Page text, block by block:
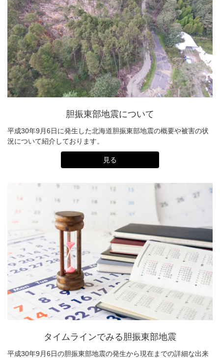
胆振東部地震について
平成30年9月6日に発生した北海道胆振東部地震の概要や被害の状
況について紹介しております。
見る
タイムラインでみる胆振東部地震
平成30年9月6日の胆振東部地震の発生から現在までの詳細な出来